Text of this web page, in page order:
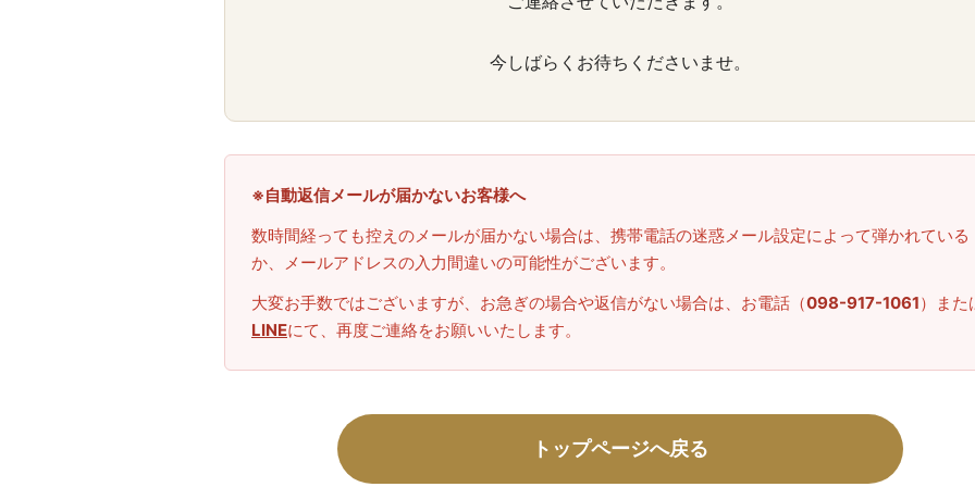
今しばらくお待ちくださいませ。
※自動返信メールが届かないお客様へ
数時間経っても控えのメールが届かない場合は、携帯電話の迷惑メール設定によって弾かれている
か、メールアドレスの入力間違いの可能性がございます。
大変お手数ではございますが、お急ぎの場合や返信がない場合は、お電話（098-917-1061）また
LINEにて、再度ご連絡をお願いいたします。
トップページへ戻る